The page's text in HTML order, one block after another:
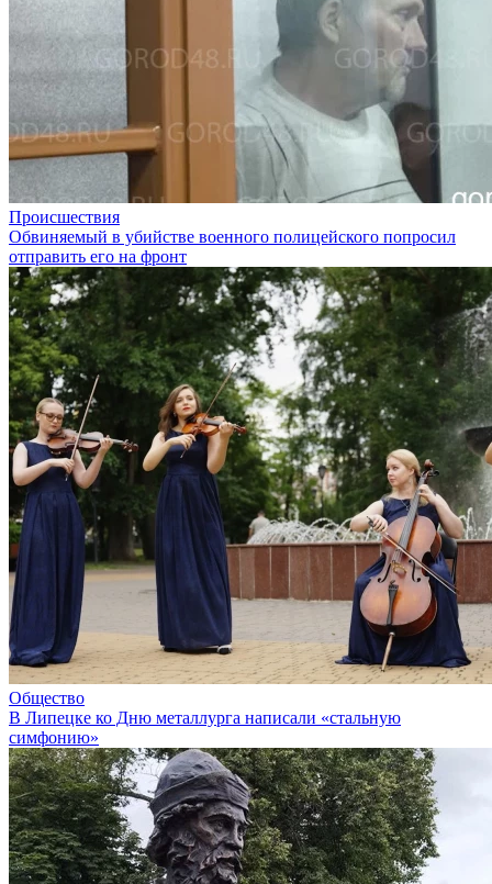
Происшествия
Обвиняемый в убийстве военного полицейского попросил
отправить его на фронт
Общество
В Липецке ко Дню металлурга написали «стальную
симфонию»